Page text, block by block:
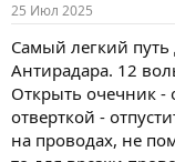
25 Июл 2025
Самый легкий путь
Антирадара. 12
Открыть очечник -
отверткой -
на проводах, не